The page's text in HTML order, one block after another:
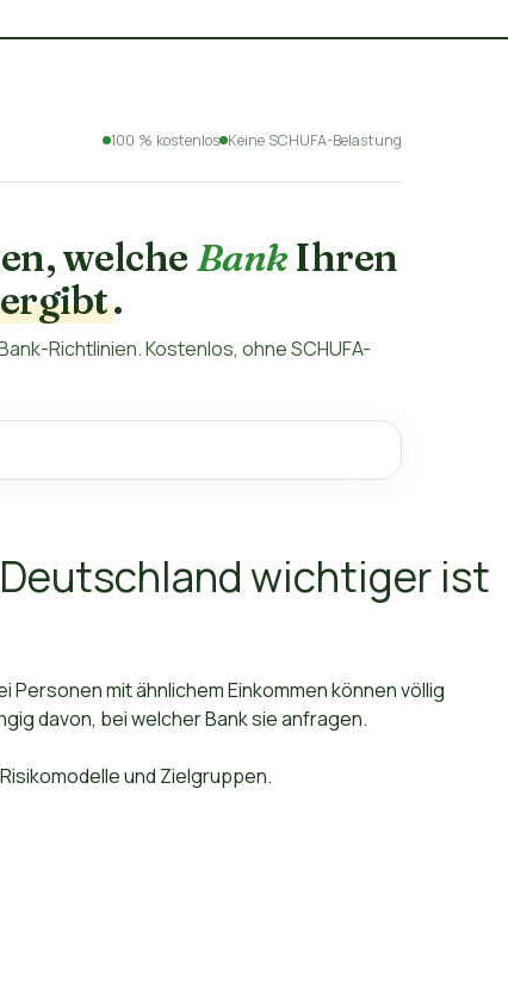
100 % kostenlos Keine SCHUFA-Belastung
welche BankIhren
.
Richtlinien. Kostenlos, ohne SCHUFA-
wichtiger ist
mit ähnlichem Einkommen können völlig
davon, bei welcher Bank sie anfragen.
und Zielgruppen.